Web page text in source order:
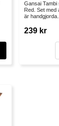
Gansai Tambi
Red. Set
är handgjorda...
239 kr